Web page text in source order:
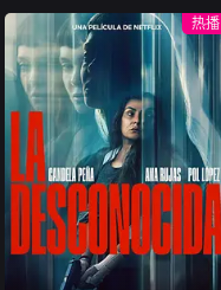
大漠之上，镖人、官府、西域
五大家族等多方势力盘根错
节、暗潮涌动。“天字第二号
逃犯”刀马接下特殊押镖任
务，和同伴一起从西域护镖远
赴长安。不料，他们的护送对
象竟是“天字第一号逃犯”知世
郎……天下熙熙皆为利来，各
方势力闻风入局，抢镖厮杀接
连上演……
热播